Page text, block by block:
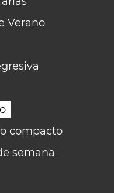
Verano
compacto
semana